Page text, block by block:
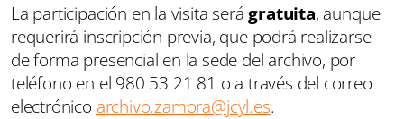
La participación en la visita serágratuita, aunque
requerirá inscripción previa, que podrá realizarse
de forma presencial en la sede del archivo, por
teléfono en el 980 53 21 81 o a través del correo
electrónico archivo.zamora@jcyl.es.